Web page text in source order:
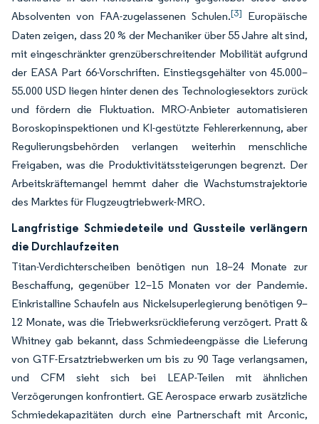
Absolventen von FAA-zugelassenen Schulen.[3] Europäische
Daten zeigen, dass 20 % der Mechaniker über 55 Jahre alt sind,
mit eingeschränkter grenzüberschreitender Mobilität aufgrund
der EASA Part 66-Vorschriften. Einstiegsgehälter von 45.000–
55.000 USD liegen hinter denen des Technologiesektors zurück
und fördern die Fluktuation. MRO-Anbieter automatisieren
Boroskopinspektionen und KI-gestützte Fehlererkennung, aber
Regulierungsbehörden verlangen weiterhin menschliche
Freigaben, was die Produktivitätssteigerungen begrenzt. Der
Arbeitskräftemangel hemmt daher die Wachstumstrajektorie
des Marktes für Flugzeugtriebwerk-MRO.
Langfristige Schmiedeteile und Gussteile verlängern
die Durchlaufzeiten
Titan-Verdichterscheiben benötigen nun 18–24 Monate zur
Beschaffung, gegenüber 12–15 Monaten vor der Pandemie.
Einkristalline Schaufeln aus Nickelsuperlegierung benötigen 9–
12 Monate, was die Triebwerksrücklieferung verzögert. Pratt &
Whitney gab bekannt, dass Schmiedeengpässe die Lieferung
von GTF-Ersatztriebwerken um bis zu 90 Tage verlangsamen,
und CFM sieht sich bei LEAP-Teilen mit ähnlichen
Verzögerungen konfrontiert. GE Aerospace erwarb zusätzliche
Schmiedekapazitäten durch eine Partnerschaft mit Arconic,